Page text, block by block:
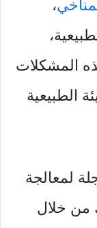
،
المشكلات
الطبيعية
لمعالجة
من خلال